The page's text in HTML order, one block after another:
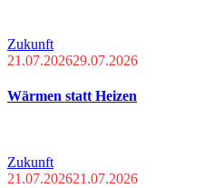
Zukunft
21.07.202629.07.2026
Wärmen statt Heizen
Zukunft
21.07.202621.07.2026